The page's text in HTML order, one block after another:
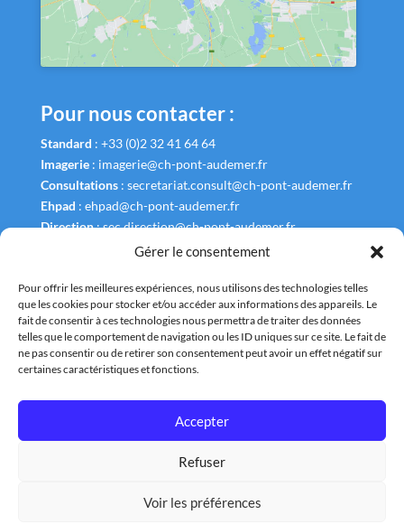
Gérer le consentement
Pour offrir les meilleures expériences, nous utilisons des technologies telles
que les cookies pour stocker et/ou accéder aux informations des appareils. Le
fait de consentir à ces technologies nous permettra de traiter des données
telles que le comportement de navigation ou les ID uniques sur ce site. Le fait de
ne pas consentir ou de retirer son consentement peut avoir un effet négatif sur
certaines caractéristiques et fonctions.
Accepter
Refuser
Voir les préférences
Pour nous contacter :
Standard : +33 (0)2 32 41 64 64
Imagerie: imagerie@ch-pont-audemer.fr
Consultations: secretariat.consult@ch-pont-audemer.fr
Ehpad : ehpad@ch-pont-audemer.fr
Direction:sec.direction@ch-pont-audemer.fr
Liens Utiles
Annuaire
Tous droits réservés : Centre Hospitalier de la Risle |